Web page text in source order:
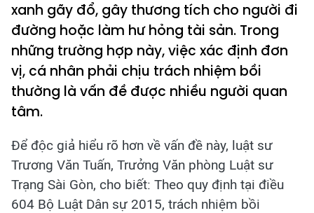
xanh gãy đổ, gây thương tích cho người đi
đường hoặc làm hư hỏng tài sản. Trong
những trường hợp này, việc xác định đơn
vị, cá nhân phải chịu trách nhiệm bồi
thường là vấn đề được nhiều người quan
tâm.
Để độc giả hiểu rõ hơn về vấn đề này, luật sư
Trương Văn Tuấn, Trưởng Văn phòng Luật sư
Trạng Sài Gòn, cho biết: Theo quy định tại điều
604 Bộ Luật Dân sự 2015, trách nhiệm bồi